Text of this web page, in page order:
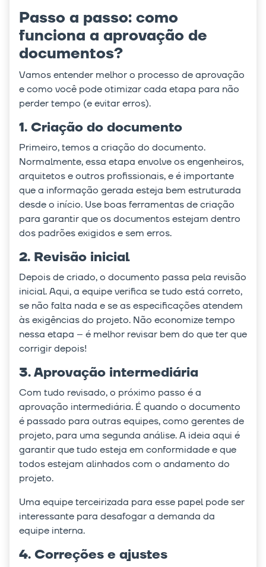
Passo a passo: como
funciona a aprovação de
documentos?
Vamos entender melhor o processo de aprovação
e como você pode otimizar cada etapa para não
perder tempo (e evitar erros).
1. Criação do documento
Primeiro, temos a criação do documento.
Normalmente, essa etapa envolve os engenheiros,
arquitetos e outros profissionais, e é importante
que a informação gerada esteja bem estruturada
desde o início. Use boas ferramentas de criação
para garantir que os documentos estejam dentro
dos padrões exigidos e sem erros.
2. Revisão inicial
Depois de criado, o documento passa pela revisão
inicial. Aqui, a equipe verifica se tudo está correto,
se não falta nada e se as especificações atendem
às exigências do projeto. Não economize tempo
nessa etapa – é melhor revisar bem do que ter que
corrigir depois!
3. Aprovação intermediária
Com tudo revisado, o próximo passo é a
aprovação intermediária. É quando o documento
é passado para outras equipes, como gerentes de
projeto, para uma segunda análise. A ideia aqui é
garantir que tudo esteja em conformidade e que
todos estejam alinhados com o andamento do
projeto.
Uma equipe terceirizada para esse papel pode ser
interessante para desafogar a demanda da
equipe interna.
4. Correções e ajustes